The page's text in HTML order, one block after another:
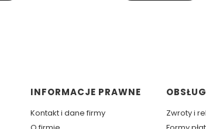
INFORMACJE PRAWNE
Kontakt i dane firmy
Zwroty i